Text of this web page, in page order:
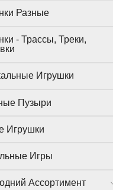
Разные
- Трассы, Треки,
Игрушки
Пузыри
Игрушки
Игры
Ассортимент